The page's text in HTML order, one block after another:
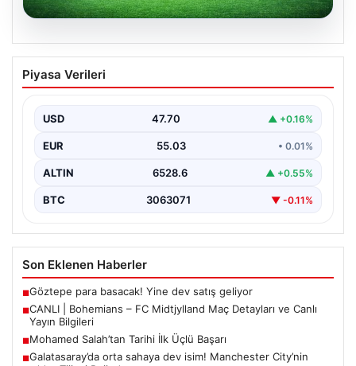
06.08.2026
CANLI | Bohemians – FC Midtjylland
Maç Detayları ve Canlı Yayın Bilgileri
Ağustos 2026 tarihinde Dublin’deki Dalymount…
Piyasa Verileri
USD 47.70 ▲ +0.16%
EUR 55.03 • 0.01%
ALTIN 6528.6 ▲ +0.55%
BTC 3063071 ▼ -0.11%
Son Eklenen Haberler
■Göztepe para basacak! Yine dev satış geliyor
■CANLI | Bohemians – FC Midtjylland Maç Detayları ve Canlı
Yayın Bilgileri
■Mohamed Salah’tan Tarihi İlk Üçlü Başarı
■Galatasaray’da orta sahaya dev isim! Manchester City’nin